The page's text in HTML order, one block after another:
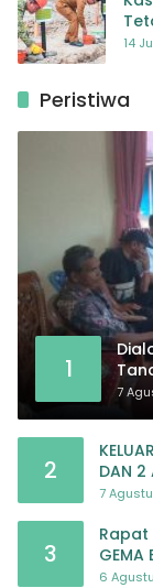
14
Peristiwa
1
7
2
DAN 2
JULI
7
3
Rapat
6